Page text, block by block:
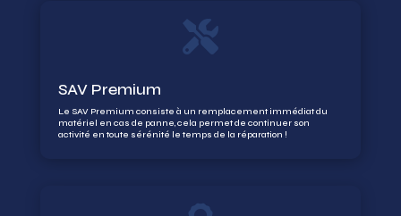

SAV Premium
Le SAV Premium consiste à un remplacement immédiat du
matériel en cas de panne, cela permet de continuer son
activité en toute sérénité le temps de la réparation !